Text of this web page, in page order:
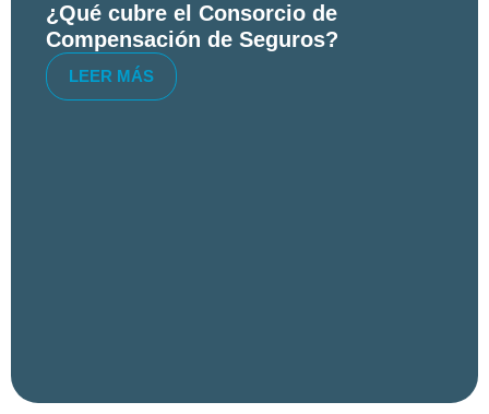
¿Qué cubre el Consorcio de
Compensación de Seguros?
LEER MÁS